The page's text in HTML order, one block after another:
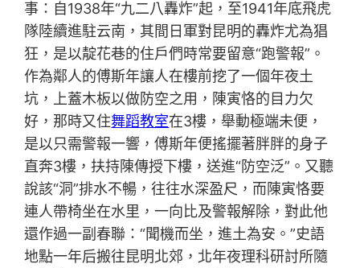
事：自1938年“九二八轟炸”起，至1941年底飛虎
隊陸續進駐云南，其間日軍對昆明的轟炸尤為猖
狂，是以靛花巷的住戶們時常要留意“跑警報”。
作為鄰人的傅斯年讓人在樓前挖了一個年夜土
坑，上蓋木板以做防空之用，陳寅恪的目力欠
好，那時又住舞蹈教室在3樓，舉動極端未便，
是以只需警報一響，傅斯年便搖擺著胖胖的身子
直奔3樓，扶持陳傳授下樓，送進“防空泛”。又聽
說該“洞”排水不暢，往往水深盈尺，而陳寅恪要
連人帶椅坐在水里，一向比及警報解除，對此他
還作過一副春聯：“聞機而坐，進土為安。”史語
地點一年后搬往昆明北郊，北年夜理科研討所隨